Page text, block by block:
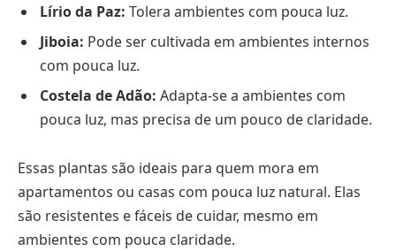
Lírio da Paz: Tolera ambientes com pouca luz.
Jiboia: Pode ser cultivada em ambientes internos
com pouca luz.
Costela de Adão: Adapta-se a ambientes com
pouca luz, mas precisa de um pouco de claridade.
Essas plantas são ideais para quem mora em
apartamentos ou casas com pouca luz natural. Elas
são resistentes e fáceis de cuidar, mesmo em
ambientes com pouca claridade.